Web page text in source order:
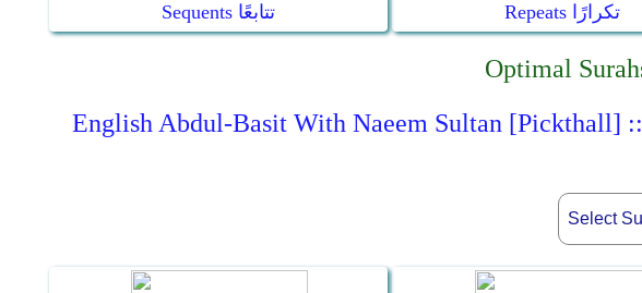
Sequents تتابعًا Repeats تكرارًا
English Abdul-Basit With Naeem Sultan [Pickthall] :: ترجمة إنجليزي للقرآن الكريم - عبد الباسط عبد الصمد مع نعيم سلطان